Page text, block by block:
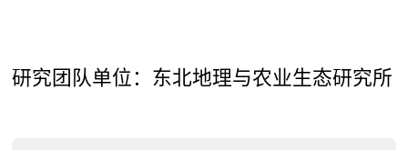
研究团队单位：东北地理与农业生态研究所